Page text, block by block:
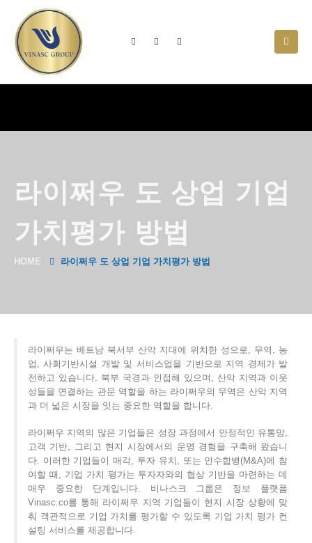
라이쩌우 도 상업 기업
가치평가 방법
HOME 라이쩌우 도 상업 기업 가치평가 방법
라이쩌우는 베트남 북서부 산악 지대에 위치한 성으로, 무역, 농
업, 사회기반시설 개발 및 서비스업을 기반으로 지역 경제가 발
전하고 있습니다. 북부 국경과 인접해 있으며, 산악 지역과 이웃
성들을 연결하는 관문 역할을 하는 라이쩌우의 무역은 산악 지역
과 더 넓은 시장을 잇는 중요한 역할을 합니다.
라이쩌우 지역의 많은 기업들은 성장 과정에서 안정적인 유통망,
고객 기반, 그리고 현지 시장에서의 운영 경험을 구축해 왔습니
다. 이러한 기업들이 매각, 투자 유치, 또는 인수합병(M&A)에 참
여할 때, 기업 가치 평가는 투자자와의 협상 기반을 마련하는 데
매우 중요한 단계입니다. 비나스크 그룹은 정보 플랫폼
Vinasc.co를 통해 라이쩌우 지역 기업들이 현지 시장 상황에 맞
춰 객관적으로 기업 가치를 평가할 수 있도록 기업 가치 평가 컨
설팅 서비스를 제공합니다.